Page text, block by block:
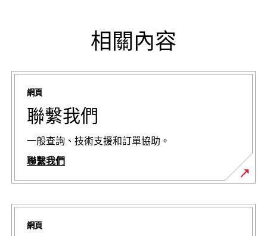
相關內容
網頁
聯繫我們
一般查詢、技術支援和訂單協助。
聯繫我們
網頁